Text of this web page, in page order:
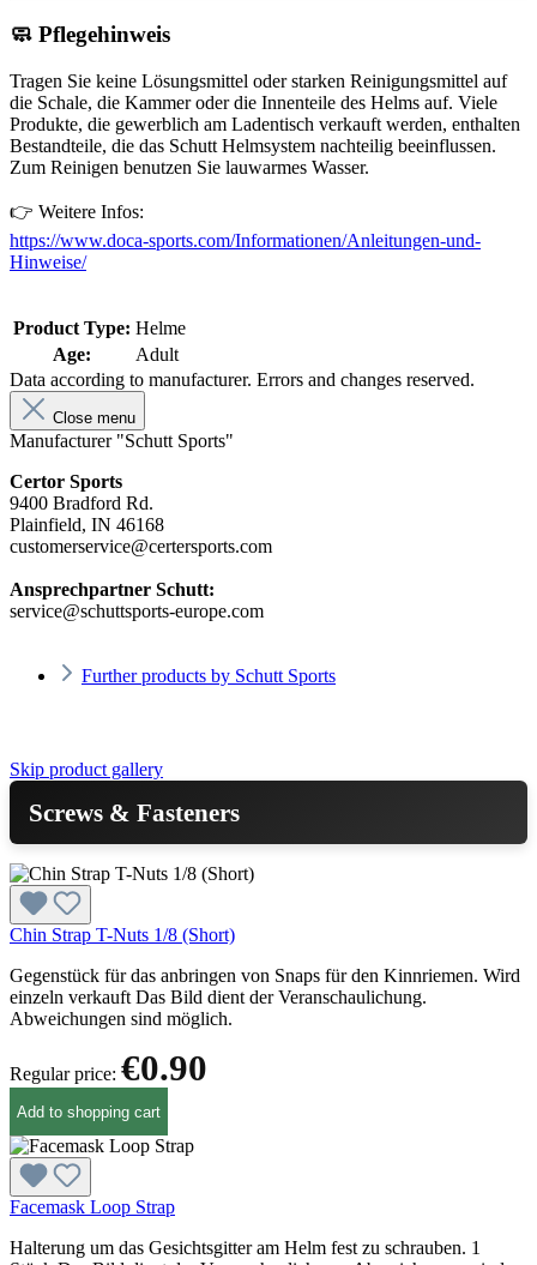
🧼 Pflegehinweis
Tragen Sie keine Lösungsmittel oder starken Reinigungsmittel auf
die Schale, die Kammer oder die Innenteile des Helms auf. Viele
Produkte, die gewerblich am Ladentisch verkauft werden, enthalten
Bestandteile, die das Schutt Helmsystem nachteilig beeinflussen.
Zum Reinigen benutzen Sie lauwarmes Wasser.
👉 Weitere Infos:
https://www.doca-sports.com/Informationen/Anleitungen-und-
Hinweise/
Product Type: Helme
Age:
Adult
Data according to manufacturer. Errors and changes reserved.
Close menu
Manufacturer "Schutt Sports"
Certor Sports
9400 Bradford Rd.
Plainfield, IN 46168
customerservice@certersports.com
Ansprechpartner Schutt:
service@schuttsports-europe.com
Further products by Schutt Sports
Skip product gallery
Screws & Fasteners
Chin Strap T-Nuts 1/8 (Short)
Gegenstück für das anbringen von Snaps für den Kinnriemen. Wird
einzeln verkauft Das Bild dient der Veranschaulichung.
Abweichungen sind möglich.
Regular price: €0.90
Add to shopping cart
Facemask Loop Strap
Halterung um das Gesichtsgitter am Helm fest zu schrauben. 1